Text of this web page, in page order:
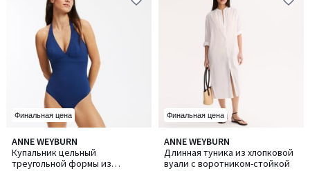
Финальная цена
ANNE WEYBURN
Купальник цельный
треугольной формы из
4,5
/ 5
Финальная цена
ANNE WEYBURN
Длинная туника из хлопковой
вуали с воротником-стойкой
5
/
5